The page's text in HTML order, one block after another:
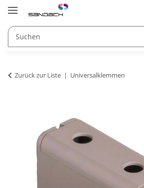
Zurück zur Liste Universalklemmen